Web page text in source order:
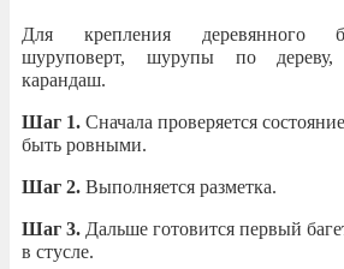
Для крепления деревянного
шуруповерт, шурупы по дереву,
карандаш.
Шаг 1. Сначала проверяется
быть ровными.
Шаг 2. Выполняется разметка.
Шаг 3. Дальше готовится первый
в стусле.